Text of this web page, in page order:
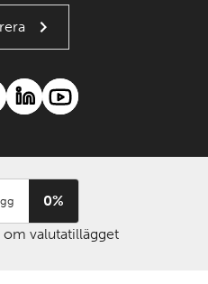
0%
valutatillägget